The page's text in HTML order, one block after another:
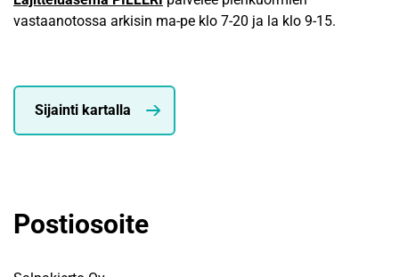
vastaanotossa arkisin ma-pe klo 7-20 ja la klo 9-15.
Sijainti kartalla
Postiosoite